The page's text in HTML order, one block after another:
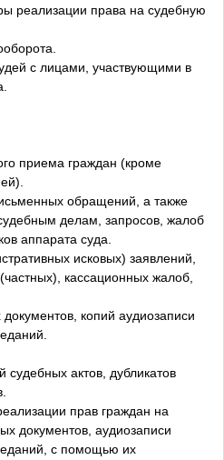
реализации права на судебную
с лицами, участвующими в
приема граждан (кроме
обращений, а также
делам, запросов, жалоб
аппарата суда.
исковых) заявлений,
кассационных жалоб,
копий аудиозаписи
актов, дубликатов
прав граждан на
документов, аудиозаписи
с помощью их